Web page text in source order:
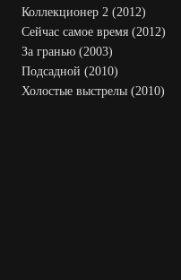
Коллекционер 2 (2012)
Сейчас самое время (2012)
За гранью (2003)
Подсадной (2010)
Холостые выстрелы (2010)